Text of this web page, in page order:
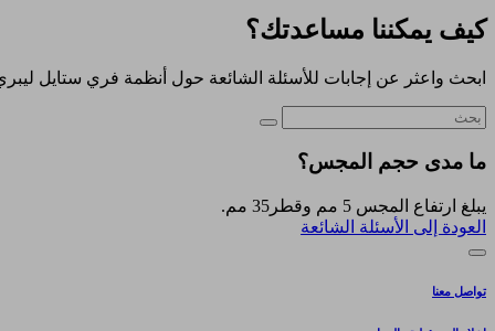
كيف يمكننا مساعدتك؟
ابحث واعثر عن إجابات للأسئلة الشائعة حول أنظمة فري ستايل
ما مدى حجم المجس؟
يبلغ ارتفاع المجس 5 مم وقطر35 مم.
العودة إلى الأسئلة الشائعة
تواصل معنا